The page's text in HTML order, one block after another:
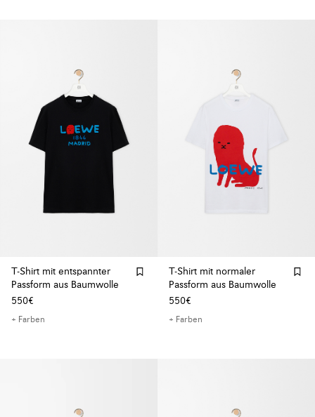
T-Shirt mit entspannter
Passform aus Baumwolle
550€
+ Farben
T-Shirt mit normaler
Passform aus Baumwolle
550€
+ Farben